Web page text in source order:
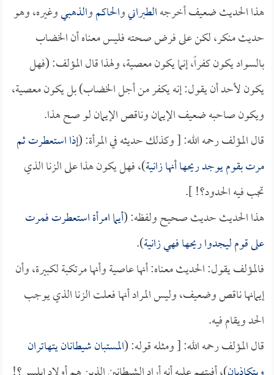
هذا الحديث ضعيف أخرجهالطبرانيوالحاكموالذهبيوغيره، وهو
حديث منكر، لكن على فرض صحته فليس معناه أن الخضاب
بالسواد يكون كفراً، إنما يكون معصية، ولهذا قال المؤلف: (فهل
يكون لأحد أن يقول: إنه يكفر من أجل الخضاب) بل يكون معصية،
ويكون صاحبه ضعيف الإيمان وناقص الإيمان لو صح هذا.
قال المؤلف رحمه الله: [ وكذلك حديثه في المرأة: (إذا استعطرت ثم
مرت بقوم يوجد ريحها أنها زانية)، فهل يكون هذا على الزنا الذي
تجب فيه الحدود؟! ].
هذا الحديث حديث صحيح ولفظه: (أيما امرأة استعطرت فمرت
على قوم ليجدوا ريحها فهي زانية).
فالمؤلف يقول: الحديث معناه: أنها عاصية وأنها مرتكبة لكبيرة، وأن
إيمانها ناقص وضعيف، وليس المراد أنها فعلت الزنا الذي يوجب
الحد ويقام فيه.
قال المؤلف رحمه الله: [ ومثله قوله: (المستبان شيطانان يتهاتران